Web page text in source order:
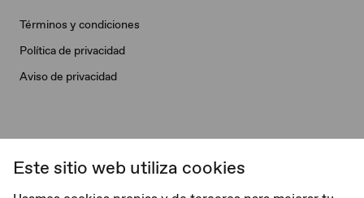
Términos y condiciones
Política de privacidad
Aviso de privacidad
Este sitio web utiliza cookies